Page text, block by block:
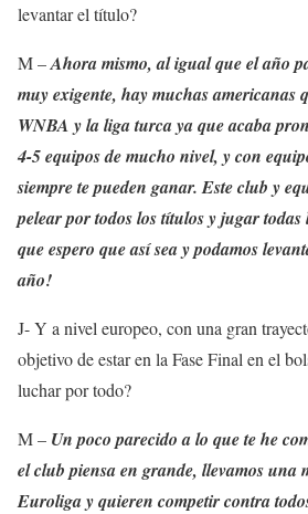
levantar el título?
M –Ahora mismo, al igual que el año
muy exigente, hay muchas americanas
WNBA y la liga turca ya que acaba
4-5 equipos de mucho nivel, y con
siempre te pueden ganar. Este club y
pelear por todos los títulos y jugar todas
que espero que así sea y podamos
año!
J- Y a nivel europeo, con una gran
objetivo de estar en la Fase Final en el
luchar por todo?
M – Un poco parecido a lo que te he
el club piensa en grande, llevamos una
Euroliga y quieren competir contra